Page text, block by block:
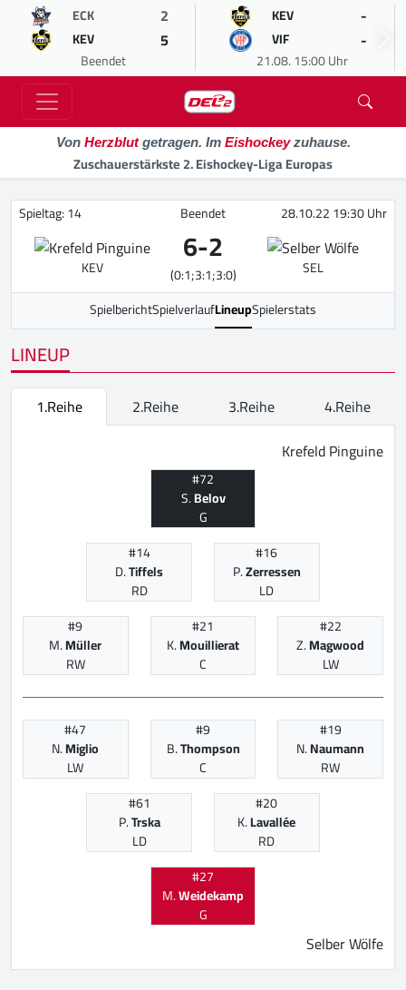
ECK 2
KEV 5
Beendet
KEV -
VIF -
21.08. 15:00 Uhr
Von Herzblutgetragen. Im Eishockeyzuhause.
Zuschauerstärkste 2. Eishockey-Liga Europas
Spieltag: 14 Beendet 28.10.22 19:30 Uhr
KEV 6-2
(0:1;3:1;3:0)
SEL
SpielberichtSpielverlaufLineupSpielerstats
LINEUP
1.Reihe 2.Reihe 3.Reihe
4.Reihe
Krefeld Pinguine
#72
S.Belov
G
#14
D.Tiffels
RD
#16
P.Zerressen
LD
#9
M.Müller
RW
#21
K.Mouillierat
C
#22
Z.Magwood
LW
#47
N.Miglio
LW
#9
B.Thompson
C
#19
N.Naumann
RW
#61
P.Trska
LD
#20
K.Lavallée
RD
#27
M.Weidekamp
G
Selber Wölfe